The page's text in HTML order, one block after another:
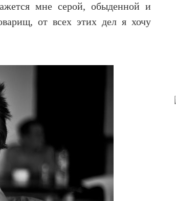
мне серой, обыденной и
от всех этих дел я хочу